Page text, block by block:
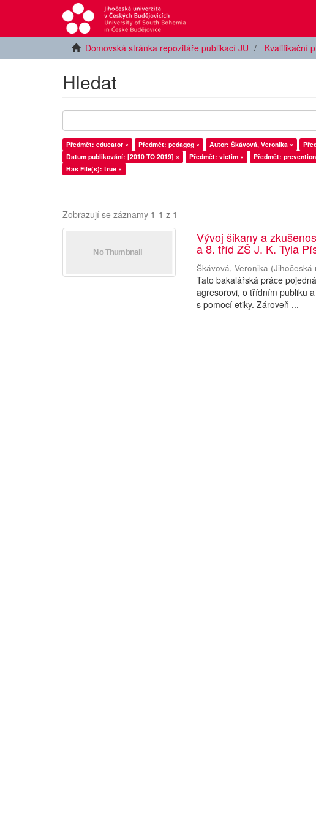
Domovská stránka repozitáře publikací JU Kvalifikační
Hledat
Předmět: educator × Předmět: pedagog × Autor: Škávová, Veronika ×
Datum publikování: [2010 TO 2019] ×
Předmět: victim × Předmět:
Has File(s): true ×
Zobrazují se záznamy 1-1 z 1
Vývoj šikany a
a 8. tříd ZŠ J. K. Tyla
Škávová, Veronika (Jihočeská
Tato bakalářská práce
agresorovi, o třídním publiku
s pomocí etiky. Zároveň ...